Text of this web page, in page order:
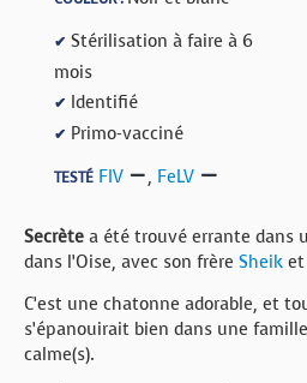
✔ Stérilisation à faire à 6
mois
✔ Identifié
✔ Primo-vacciné
TESTÉ FIV , FeLV
Secrète a été trouvé errante dans
dans l’Oise, avec son frère Sheik
C’est une chatonne adorable, et
s’épanouirait bien dans une
calme(s).